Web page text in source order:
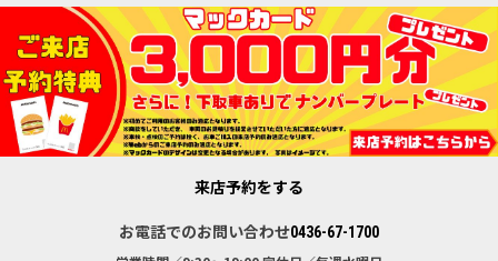
来店予約をする
お電話でのお問い合わせ0436-67-1700